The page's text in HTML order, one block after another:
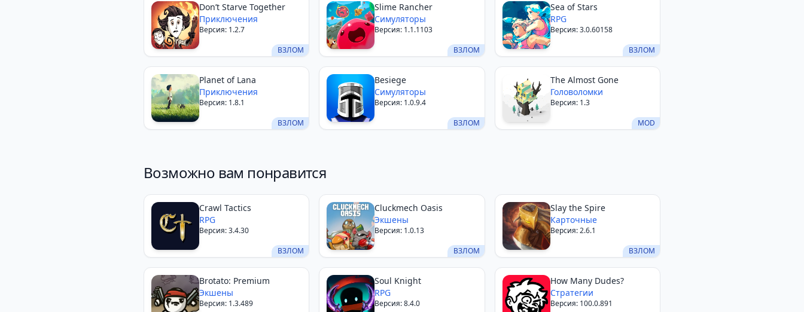
ВЗЛОМ
Don’t Starve Together
Приключения
Версия: 1.2.7
ВЗЛОМ
Slime Rancher
Симуляторы
Версия: 1.1.1103
ВЗЛОМ
Sea of Stars
RPG
Версия: 3.0.60158
ВЗЛОМ
Planet of Lana
Приключения
Версия: 1.8.1
ВЗЛОМ
Besiege
Симуляторы
Версия: 1.0.9.4
MOD
The Almost Gone
Головоломки
Версия: 1.3
Возможно вам понравится
ВЗЛОМ
Crawl Tactics
RPG
Версия: 3.4.30
ВЗЛОМ
Cluckmech Oasis
Экшены
Версия: 1.0.13
ВЗЛОМ
Slay the Spire
Карточные
Версия: 2.6.1
Brotato: Premium
Экшены
Версия: 1.3.489
Soul Knight
RPG
Версия: 8.4.0
How Many Dudes?
Стратегии
Версия: 100.0.891